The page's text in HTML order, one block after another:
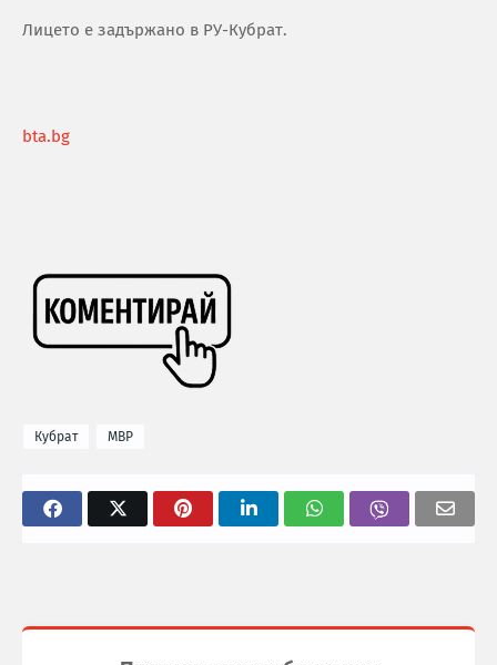
Лицето е задържано в РУ-Кубрат.
bta.bg
Кубрат МВР